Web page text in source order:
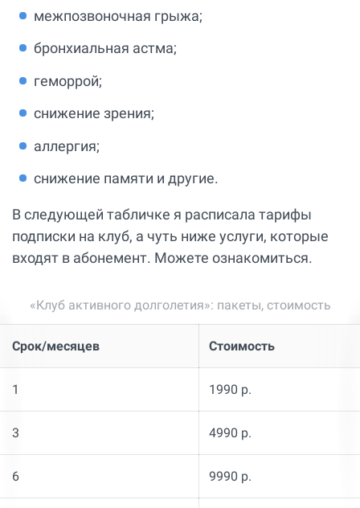
межпозвоночная грыжа;
бронхиальная астма;
геморрой;
снижение зрения;
аллергия;
снижение памяти и другие.
В следующей табличке я расписала тарифы
подписки на клуб, а чуть ниже услуги, которые
входят в абонемент. Можете ознакомиться.
«Клуб активного долголетия»: пакеты, стоимость
Срок/месяцев Стоимость
1 1990 р.
3 4990 р.
6 9990 р.